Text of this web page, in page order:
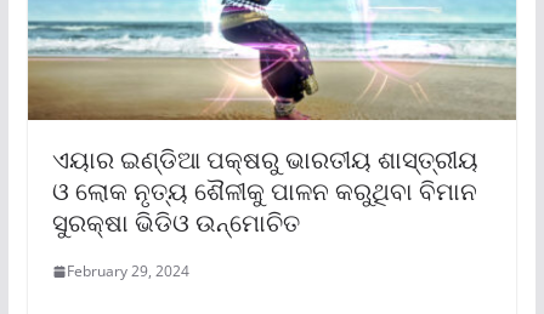
ଏୟାର ଇଣ୍ଡିଆ ପକ୍ଷରୁ ଭାରତୀୟ ଶାସ୍ତ୍ରୀୟ
ଓ ଲୋକ ନୃତ୍ୟ ଶୈଳୀକୁ ପାଳନ କରୁଥିବା ବିମାନ
ସୁରକ୍ଷା ଭିଡିଓ ଉନ୍ମୋଚିତ
February 29, 2024